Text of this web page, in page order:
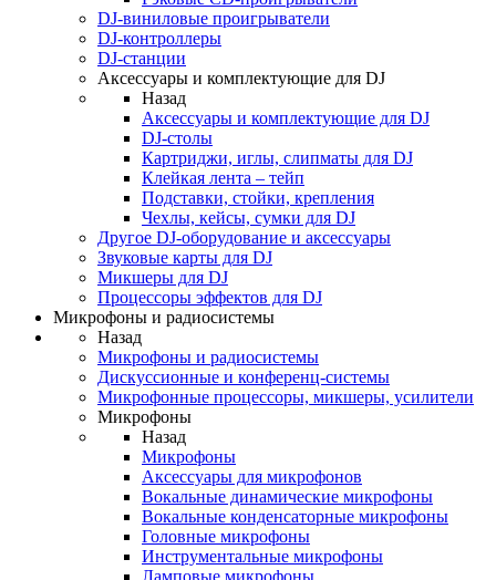
DJ-виниловые проигрыватели
DJ-контроллеры
DJ-станции
Аксессуары и комплектующие для DJ
Назад
Аксессуары и комплектующие для DJ
DJ-столы
Картриджи, иглы, слипматы для DJ
Клейкая лента – тейп
Подставки, стойки, крепления
Чехлы, кейсы, сумки для DJ
Другое DJ-оборудование и аксессуары
Звуковые карты для DJ
Микшеры для DJ
Процессоры эффектов для DJ
Микрофоны и радиосистемы
Назад
Микрофоны и радиосистемы
Дискуссионные и конференц-системы
Микрофонные процессоры, микшеры, усилители
Микрофоны
Назад
Микрофоны
Аксессуары для микрофонов
Вокальные динамические микрофоны
Вокальные конденсаторные микрофоны
Головные микрофоны
Инструментальные микрофоны
Ламповые микрофоны